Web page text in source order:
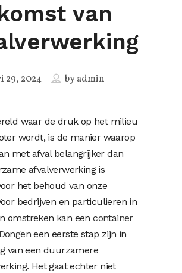
van
29, 2024 byadmin
waar de druk op het milieu
wordt, is de manier waarop
met afval belangrijker dan
afvalverwerking is
het behoud van onze
bedrijven en particulieren in
omstreken kan eencontainer
een eerste stap zijn in
van een duurzamere
Het gaat echter niet